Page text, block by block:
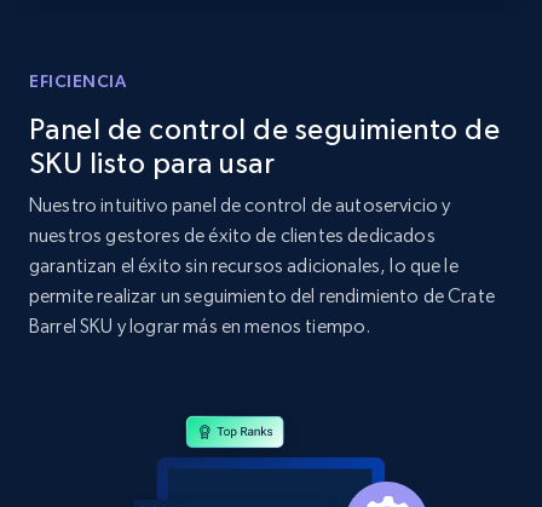
Sku, Product id, Product name, Manufacturer,
and more.
Amazon products global dataset
Comenzar ahora
EFICIENCIA
Panel de control de seguimiento de
SKU listo para usar
Nuestro intuitivo panel de control de autoservicio y
nuestros gestores de éxito de clientes dedicados
garantizan el éxito sin recursos adicionales, lo que le
permite realizar un seguimiento del rendimiento de Crate
Barrel SKU y lograr más en menos tiempo.